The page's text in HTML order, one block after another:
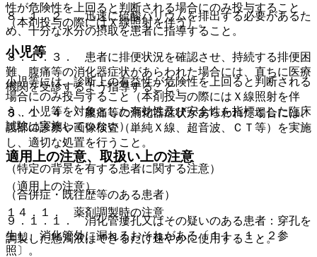
性が危険性を上回ると判断される場合にのみ投与すること
（本剤投与の際にはＸ線照射を伴う）。
小児等
小児等には、診断上の有益性が危険性を上回ると判断される
場合にのみ投与すること（本剤投与の際にはＸ線照射を伴
う、小児等を対象とした有効性及び安全性を指標とした臨床
試験は実施していない）。
適用上の注意、取扱い上の注意
（適用上の注意）
１４．１． 薬剤調製時の注意
調製した懸濁液はできるだけ速やかに使用すること。
８．１．２． 迅速に硫酸バリウムを排出する必要があるた
め、十分な水分の摂取を患者に指導すること。
８．１．３． 患者に排便状況を確認させ、持続する排便困
難、腹痛等の消化器症状があらわれた場合には、直ちに医療
機関を受診するよう指導すること。
８．１．４． 腹痛等の消化器症状があらわれた場合には、
腹部の診察や画像検査（単純Ｘ線、超音波、ＣＴ等）を実施
し、適切な処置を行うこと。
（特定の背景を有する患者に関する注意）
（合併症・既往歴等のある患者）
９．１．１． 消化管瘻孔又はその疑いのある患者：穿孔を
生じ、消化管外に漏れるおそれがある〔１１．１．２参
照〕。